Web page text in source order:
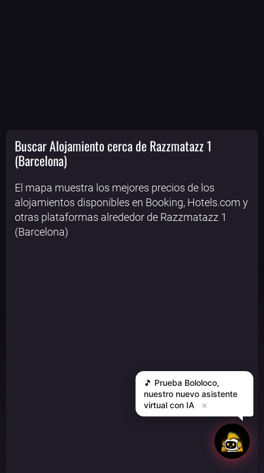
Buscar Alojamiento cerca de Razzmatazz 1
(Barcelona)
El mapa muestra los mejores precios de los
alojamientos disponibles en Booking, Hotels.com y
otras plataformas alrededor de Razzmatazz 1
(Barcelona)
🎵 Prueba Bololoco,
nuestro nuevo asistente
virtual con IA
✕
Online · Te ayudo a encontrar conciertos